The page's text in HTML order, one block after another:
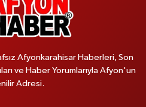
Afyonkarahisar Haberleri, Son
ve Haber Yorumlarıyla Afyon'un
Adresi.